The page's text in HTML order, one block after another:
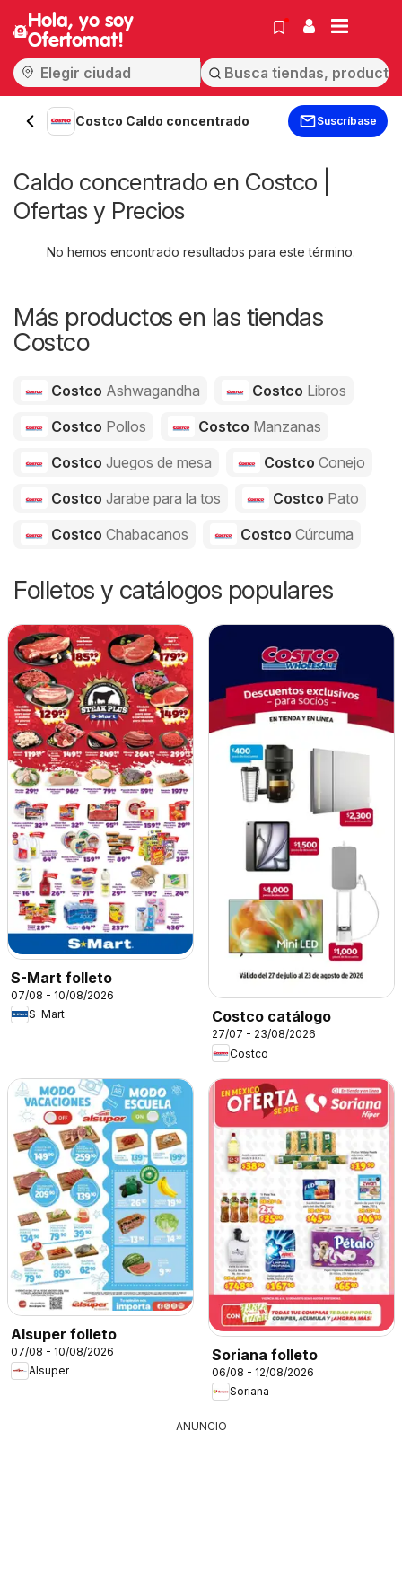
Hola, yo soy
Ofertomat!
Costco Caldo concentrado Suscríbase
Caldo concentrado en Costco |
Ofertas y Precios
No hemos encontrado resultados para este término.
Más productos en las tiendas
Costco
Costco Ashwagandha Costco Libros
Costco Pollos Costco Manzanas
Costco Juegos de mesa Costco Conejo
Costco Jarabe para la tos Costco Pato
Costco Chabacanos Costco Cúrcuma
Folletos y catálogos populares
S-Mart folleto
07/08 - 10/08/2026
S-Mart
Costco catálogo
27/07 - 23/08/2026
Costco
Alsuper folleto
07/08 - 10/08/2026
Alsuper
Soriana folleto
06/08 - 12/08/2026
Soriana
ANUNCIO